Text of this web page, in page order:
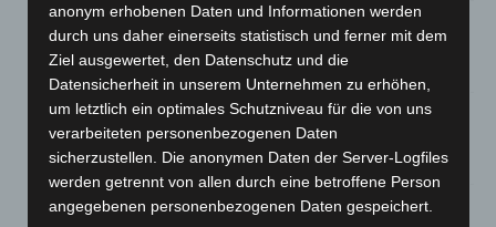
A2: Zweite Turbobaustelle startet zwischen Hannover-West
und Bothfeld
8. August 2026
Niedersachsen: Feuerwehrkräfte kehren nach
Waldbrandeinsatz aus Spanien zurück
7. August 2026
Hannover: Erste Tigermücken-Population in Niedersachsen
anonym erhobenen Daten und Informationen werden
durch uns daher einerseits statistisch und ferner mit dem
Ziel ausgewertet, den Datenschutz und die
Datensicherheit in unserem Unternehmen zu erhöhen,
um letztlich ein optimales Schutzniveau für die von uns
verarbeiteten personenbezogenen Daten
sicherzustellen. Die anonymen Daten der Server-Logfiles
werden getrennt von allen durch eine betroffene Person
angegebenen personenbezogenen Daten gespeichert.